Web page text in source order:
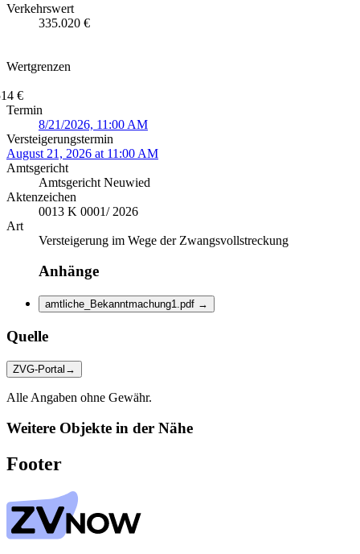
Verkehrswert
335.020 €
Wertgrenzen
€
Termin
8/21/2026, 11:00 AM
Versteigerungstermin
August 21, 2026 at 11:00 AM
Amtsgericht
Amtsgericht Neuwied
Aktenzeichen
0013 K 0001/ 2026
Art
Versteigerung im Wege der Zwangsvollstreckung
Anhänge
amtliche_Bekanntmachung1.pdf →
Quelle
ZVG-Portal →
Alle Angaben ohne Gewähr.
Weitere Objekte in der Nähe
Footer